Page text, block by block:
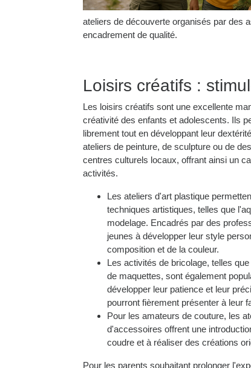
ateliers de découverte organisés par des
encadrement de qualité.
Loisirs créatifs :
Les loisirs créatifs sont une excellente
créativité des enfants et adolescents. Ils
librement tout en développant leur
ateliers de peinture, de sculpture ou de
centres culturels locaux, offrant ainsi un
activités.
Les ateliers d'art plastique
techniques artistiques, telles que
modelage. Encadrés par des
jeunes à développer leur style
composition et de la couleur.
Les activités de bricolage, telles
de maquettes, sont également
développer leur patience et leur
pourront fièrement présenter à leur
Pour les amateurs de couture, les
d'accessoires offrent une
coudre et à réaliser des créations
Pour les parents souhaitant prolonger